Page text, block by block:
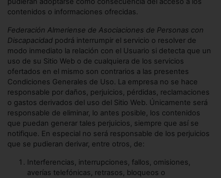
contenidos o informaciones ofrecidas.
Federación Almeriense de Asociaciones de Personas con
Discapacidad podrá interrumpir el servicio o resolver de
modo inmediato la relación con el Usuario si detecta que un
uso de su Sitio Web o de cualquiera de los servicios
ofertados en el mismo son contrarios a las presentes
Condiciones Generales de Uso. La empresa no se hace
responsable por daños, perjuicios, pérdidas, reclamaciones
o gastos derivados del uso del Sitio Web. Únicamente será
responsable de eliminar, lo antes posible, los contenidos
que puedan generar tales perjuicios, siempre que así se
notifique. En especial no será responsable de los perjuicios
que se pudieran derivar, entre otros, de:
Interferencias, interrupciones, fallos, omisiones,
averías telefónicas, retrasos, bloqueos o